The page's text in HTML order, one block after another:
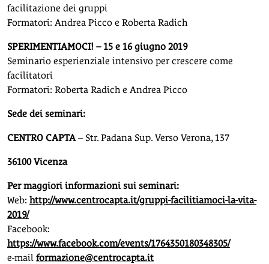
facilitazione dei gruppi
Formatori: Andrea Picco e Roberta Radich
SPERIMENTIAMOCI! – 15 e 16 giugno 2019
Seminario esperienziale intensivo per crescere come
facilitatori
Formatori: Roberta Radich e Andrea Picco
Sede dei seminari:
CENTRO CAPTA– Str. Padana Sup. Verso Verona, 137
36100 Vicenza
Per maggiori informazioni sui seminari:
Web: http://www.centrocapta.it/gruppi-facilitiamoci-la-vita-
2019/
Facebook:
https://www.facebook.com/events/1764350180348305/
e-mail formazione@centrocapta.it